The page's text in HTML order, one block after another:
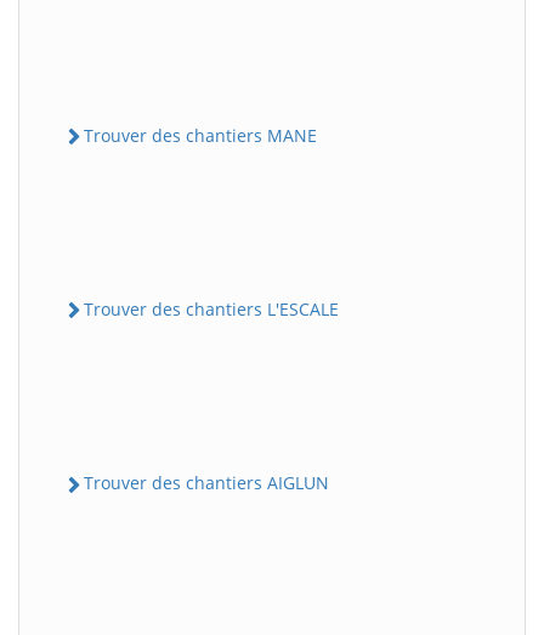
Trouver des chantiers MANE
Trouver des chantiers L'ESCALE
Trouver des chantiers AIGLUN